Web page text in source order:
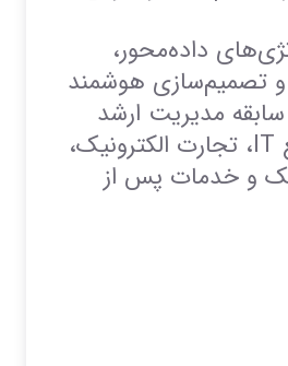
داده‌محور،
و تصمیم‌سازی هوشمند
سال سابقه مدیریت ارشد
اجرایی در صنایع IT، تجارت الکترونیک،
و خدمات پس از